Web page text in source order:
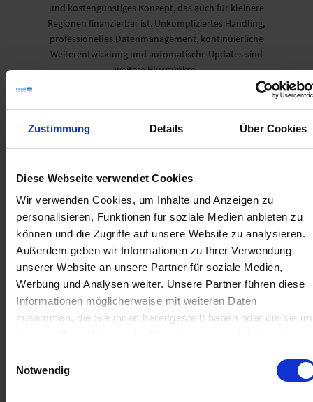
Zustimmung Details Über Cookies
Diese Webseite verwendet Cookies
Wir verwenden Cookies, um Inhalte und Anzeigen zu
personalisieren, Funktionen für soziale Medien anbieten zu
können und die Zugriffe auf unsere Website zu analysieren.
Außerdem geben wir Informationen zu Ihrer Verwendung
unserer Website an unsere Partner für soziale Medien,
Werbung und Analysen weiter. Unsere Partner führen diese
Informationen möglicherweise mit weiteren Daten
zusammen, die Sie ihnen bereitgestellt haben oder die sie im
Webseite weiterhin nutzen.
Notwendig
und kostengünstiges Konzept, das auch für kleinere
Regionen finanzierbar ist. Unkompliziertes Handling,
professionelles Datenmanagement, kontinuierliche
Weiterentwicklung und automatische Updates sind
weitere Pluspunkte.
Vorteile & Funktionen.
feratel Know-how: über 160 erfolgreiche Projekte in Österreich,